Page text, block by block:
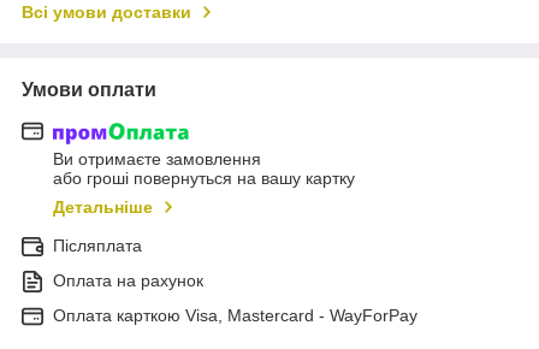
Всі умови доставки
Умови оплати
Ви отримаєте замовлення
або гроші повернуться на вашу картку
Детальніше
Післяплата
Оплата на рахунок
Оплата карткою Visa, Mastercard - WayForPay